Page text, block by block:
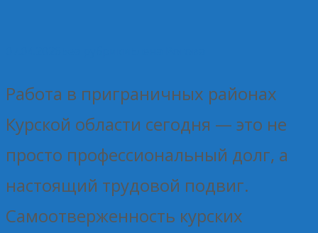
Работа в приграничных районах
Курской области сегодня — это не
просто профессиональный долг, а
настоящий трудовой подвиг.
Самоотверженность курских